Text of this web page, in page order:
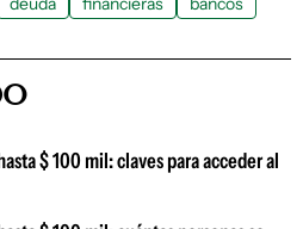
$ 100 mil: claves para acceder al